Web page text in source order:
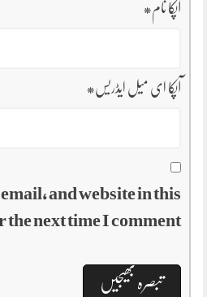
آپکا نام*
آپکا ای میل ایڈریس*
and website in this
next time I comment.